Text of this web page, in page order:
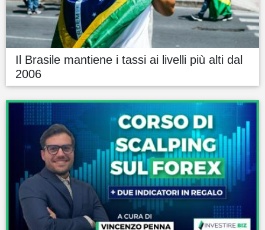
Il Brasile mantiene i tassi ai livelli più alti dal
2006